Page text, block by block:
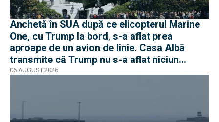
Anchetă în SUA după ce elicopterul Marine
One, cu Trump la bord, s-a aflat prea
aproape de un avion de linie. Casa Albă
transmite că Trump nu s-a aflat niciun
moment în pericol
06 AUGUST 2026